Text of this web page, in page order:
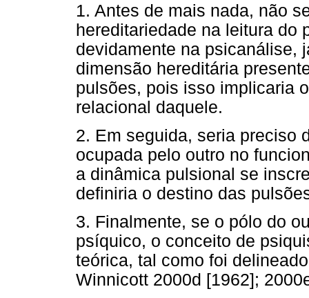
1. Antes de mais nada, não
hereditariedade na leitura do
devidamente na psicanálise,
dimensão hereditária
pulsões, pois isso implicaria
relacional daquele.
2. Em seguida, seria preciso
ocupada pelo outro no
a dinâmica pulsional se
definiria o destino das
3. Finalmente, se o pólo do
psíquico, o conceito de
teórica, tal como foi
Winnicott 2000d [1962];